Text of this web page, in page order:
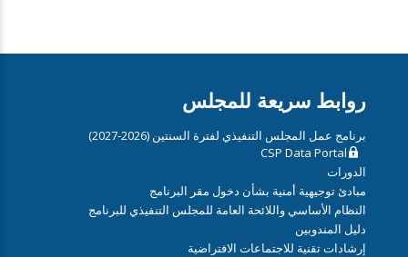
روابط سريعة للمجلس
برنامج عمل المجلس التنفيذي لفترة السنتين (2026-2027)
CSP Data Portal
الدورات
مبادئ توجيهية أمنية بشأن دخول مقر البرنامج
النظام الأساسي واللائحة العامة للمجلس التنفيذي للبرنامج
دليل المندوبين
إرشادات تقنية للاجتماعات الافتراضية